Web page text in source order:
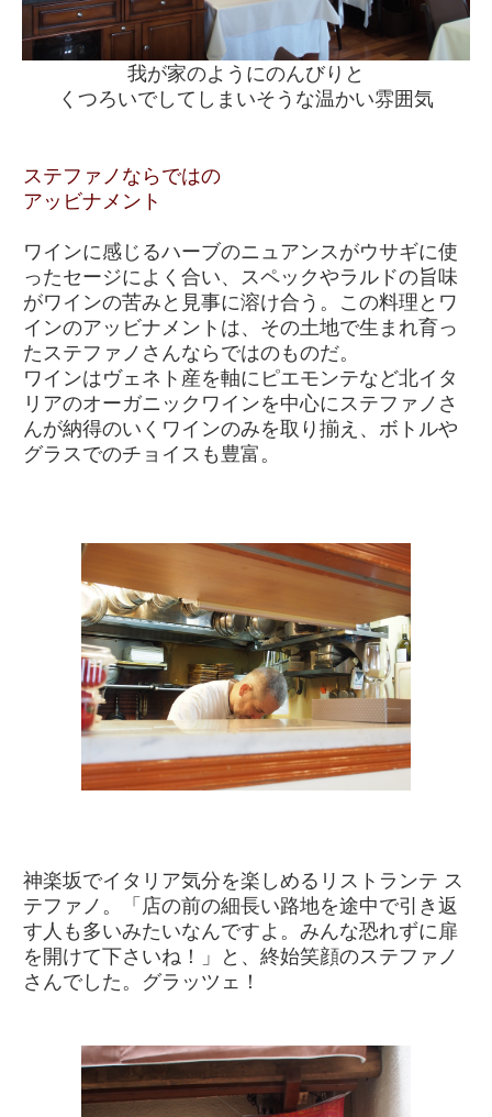
我が家のようにのんびりと
くつろいでしてしまいそうな温かい雰囲気
ステファノならではの
アッビナメント
ワインに感じるハーブのニュアンスがウサギに使
ったセージによく合い、スペックやラルドの旨味
がワインの苦みと見事に溶け合う。この料理とワ
インのアッビナメントは、その土地で生まれ育っ
たステファノさんならではのものだ。
ワインはヴェネト産を軸にピエモンテなど北イタ
リアのオーガニックワインを中心にステファノさ
んが納得のいくワインのみを取り揃え、ボトルや
グラスでのチョイスも豊富。
神楽坂でイタリア気分を楽しめるリストランテ ス
テファノ。「店の前の細長い路地を途中で引き返
す人も多いみたいなんですよ。みんな恐れずに扉
を開けて下さいね！」と、終始笑顔のステファノ
さんでした。グラッツェ！